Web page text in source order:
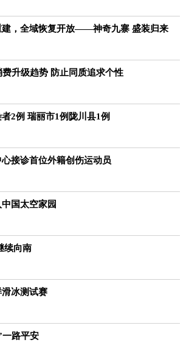
建，全域恢复开放——神奇九寨 盛装归来
升级趋势 防止同质追求个性
2例 瑞丽市1例陇川县1例
接诊首位外籍创伤运动员
国太空家园
续向南
冰测试赛
一路平安